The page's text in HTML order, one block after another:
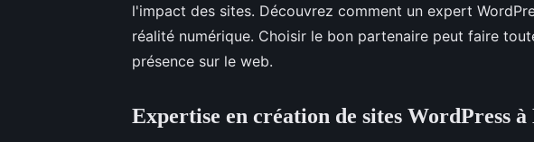
l'impact des sites. Découvrez comment un expert
réalité numérique. Choisir le bon partenaire peut faire
présence sur le web.
Expertise en création de sites WordPress à